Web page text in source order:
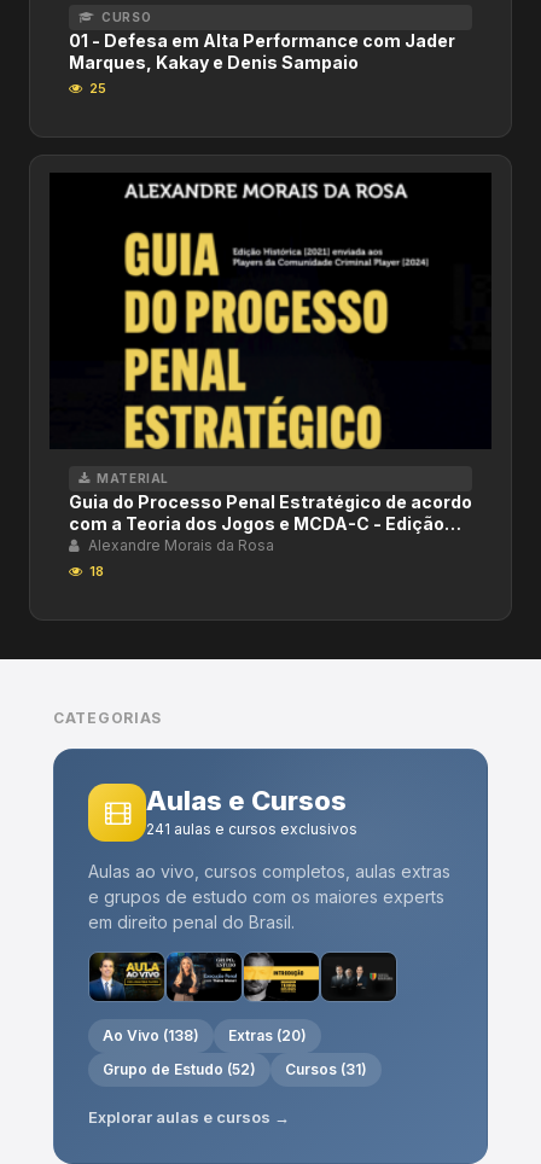
CURSO
01 - Defesa em Alta Performance com Jader
Marques, Kakay e Denis Sampaio
25
MATERIAL
Guia do Processo Penal Estratégico de acordo
com a Teoria dos Jogos e MCDA-C - Edição
2021Alexandre Morais da Rosa
18
CATEGORIAS
Aulas e Cursos
241 aulas e cursos exclusivos
Aulas ao vivo, cursos completos, aulas extras
e grupos de estudo com os maiores experts
em direito penal do Brasil.
Ao Vivo (138)
Extras (20)
Grupo de Estudo (52)
Cursos (31)
Explorar aulas e cursos →